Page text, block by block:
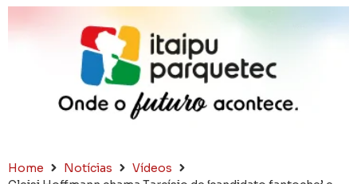
Home Notícias
Vídeos